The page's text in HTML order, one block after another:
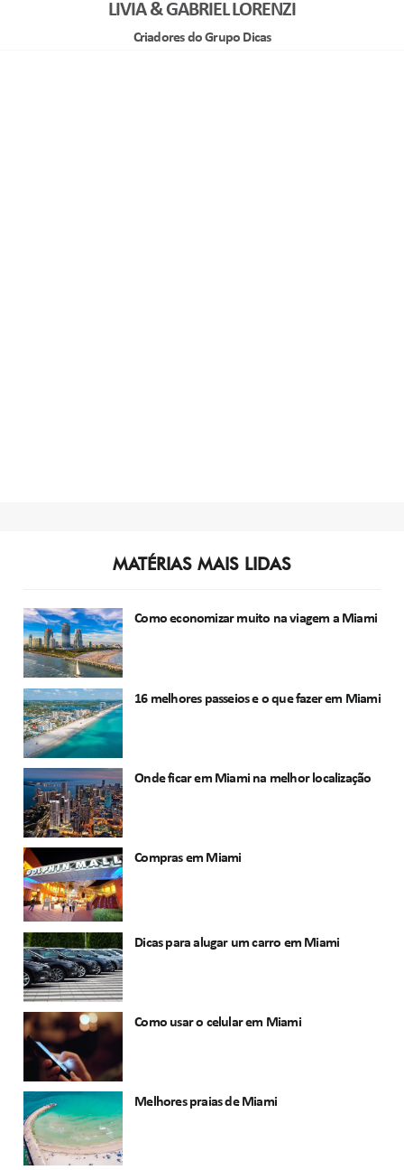
LIVIA & GABRIEL LORENZI
Criadores do Grupo Dicas
MATÉRIAS MAIS LIDAS
Como economizar muito na viagem a Miami
16 melhores passeios e o que fazer em Miami
Onde ficar em Miami na melhor localização
Compras em Miami
Dicas para alugar um carro em Miami
Como usar o celular em Miami
Melhores praias de Miami